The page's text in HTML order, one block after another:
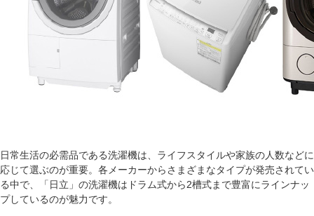
日常生活の必需品である洗濯機は、ライフスタイルや家族の人数などに
応じて選ぶのが重要。各メーカーからさまざまなタイプが発売されてい
る中で、「日立」の洗濯機はドラム式から2槽式まで豊富にラインナッ
プしているのが魅力です。